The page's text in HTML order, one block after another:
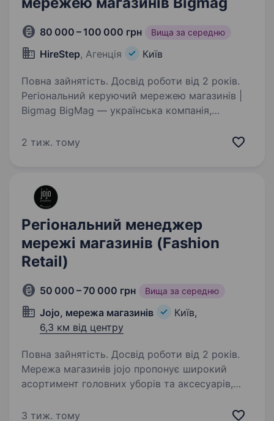
80 000 – 100 000 грн Вища за середню
HireStep, Агенція Київ
Повна зайнятість. Досвід роботи від 2 років.
Регіональний керуючий мережею магазинів |
Bigmag BigMag — українська компанія,
та аксесуарів від світових брендів, зокрема
2 тиж. тому
Регіональний менеджер
мережі магазинів (Fashion
Retail)
50 000 – 70 000 грн Вища за середню
Jojo, мережа магазинів
Київ,
6,3 км від центру
Повна зайнятість. Досвід роботи від 2 років.
Мережа магазинів jojo пропонує широкий
асортимент головних уборів та аксесуарів,
парасольки та сонцезахисні окуляри.
3 тиж. тому